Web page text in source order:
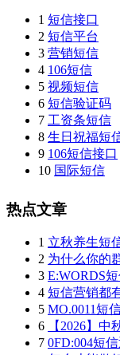
1 短信接口
2 短信平台
3 营销短信
4 106短信
5 视频短信
6 短信验证码
7 工资条短信
8 生日祝福短
9 106短信接口
10 国际短信
热点文章
1 立秋养生短
2 为什么你的
3 E:WORDS
4 短信营销都
5 MO.0011短
6
【2026】中
7 0FD:004短